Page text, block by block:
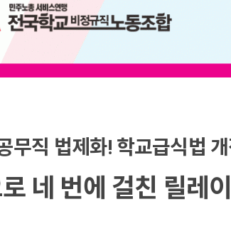
무직 법제화! 학교급식법
네 번에 걸친 릴레